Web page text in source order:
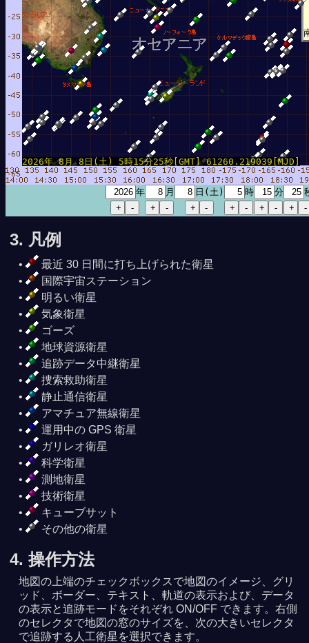
2026年 8月 8日(土) 5時15分25秒[GMT] 61260.219039[MJD]
年 月 日(土) 時 分
3. 凡例
最近 30 日間に打ち上げられた衛星
国際宇宙ステーション
明るい衛星
気象衛星
ゴーズ
地球資源衛星
追跡データ中継衛星
捜索救助衛星
静止通信衛星
アマチュア無線衛星
運用中の GPS 衛星
ガリレオ衛星
科学衛星
測地衛星
技術衛星
キューブサット
その他の衛星
4. 操作方法
地図の上端のチェックボックスで地図のイメージ、グリ
ッド、ボーダー、テキスト、軌道の表示および、データ
の表示と追跡モードをそれぞれ ON/OFF できます。右側
のセレクタで地図の窓のサイズを、次の大きいセレクタ
で追跡する人工衛星を選択できます。